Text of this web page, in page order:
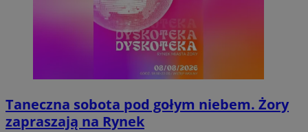
Taneczna sobota pod gołym niebem. Żory
zapraszają na Rynek